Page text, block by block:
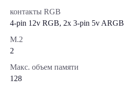
контакты RGB
4-pin 12v RGB, 2x 3-pin 5v ARGB
М.2
2
Макс. объем памяти
128